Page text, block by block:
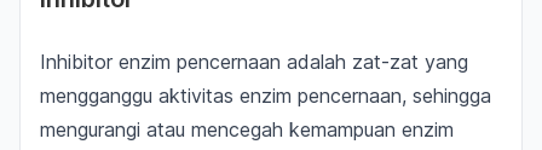
Inhibitor enzim pencernaan adalah zat-zat yang
mengganggu aktivitas enzim pencernaan, sehingga
mengurangi atau mencegah kemampuan enzim